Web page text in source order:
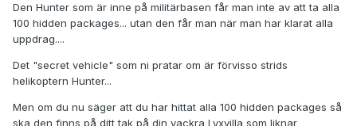
Den Hunter som är inne på militärbasen får man inte av att ta alla
100 hidden packages... utan den får man när man har klarat alla
uppdrag....
Det "secret vehicle" som ni pratar om är förvisso strids
helikoptern Hunter...
Men om du nu säger att du har hittat alla 100 hidden packages så
ska den finns på ditt tak på din vackra Lyxvilla som liknar